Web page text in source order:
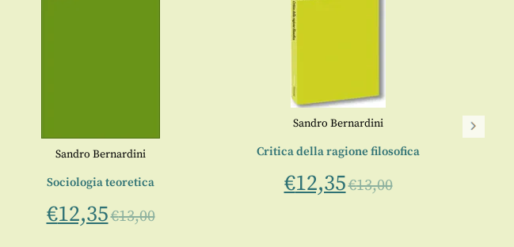
Sandro Bernardini
Sociologia teoretica
€12,35€13,00
Sandro Bernardini
Critica della ragione filosofica
€12,35€13,00